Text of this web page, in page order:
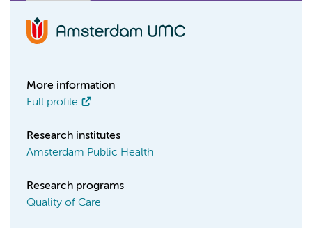
More information
Full profile
Research institutes
Amsterdam Public Health
Research programs
Quality of Care